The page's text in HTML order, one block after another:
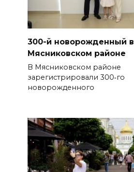
300-й новорожденный в
Мясниковском районе
В Мясниковском районе
зарегистрировали 300‑го
новорожденного